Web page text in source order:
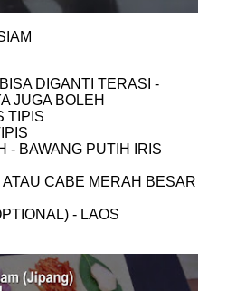
DIGANTI TERASI -
JUGA BOLEH
TIPIS
- BAWANG PUTIH IRIS
CABE MERAH BESAR
- LAOS